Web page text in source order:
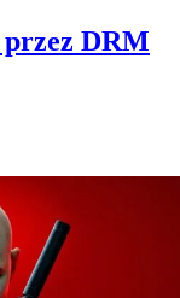
DRM